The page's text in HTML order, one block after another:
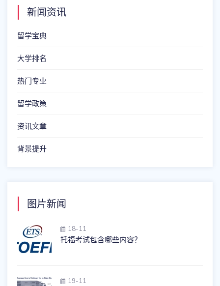
新闻资讯
留学宝典
大学排名
热门专业
留学政策
资讯文章
背景提升
图片新闻
18-11
托福考试包含哪些内容？
19-11